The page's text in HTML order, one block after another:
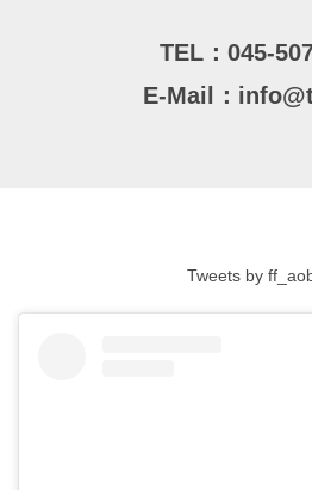
TEL： 045-
E-Mail：
Tweets by